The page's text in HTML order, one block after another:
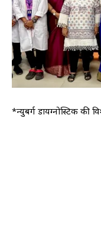
*न्युबर्ग डायग्नोस्टिक